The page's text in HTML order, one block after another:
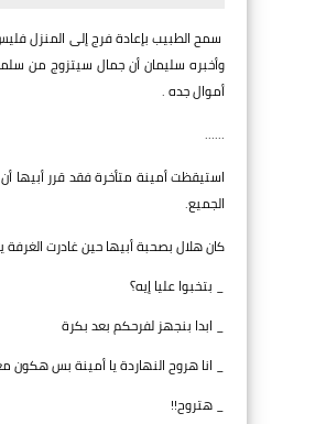
سمح الطبيب بإعادة فرج إلى المنزل
وأخبره سليمان أن جمال سيتزوج من
أموال جده .
......
استيقظت أمينة متأخرة فقد قرر أبيها
الجميع.
كان هلال بصحبة أبيها حين غادرت
_ بتخبوا عليا إيه؟
_ ابدا بنجهز لفرحكم بعد بكرة
_ انا هروح النهاردة يا أمينة بس هكون
_ هتروح!!